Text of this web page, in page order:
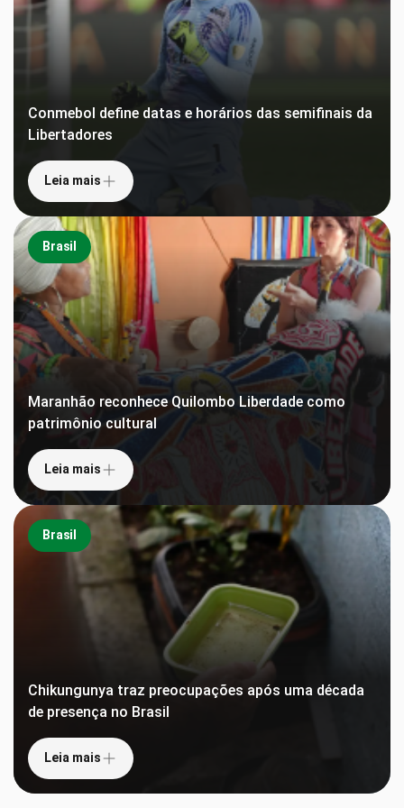
Conmebol define datas e horários das semifinais da
Libertadores
Leia mais
Brasil
Maranhão reconhece Quilombo Liberdade como
patrimônio cultural
Leia mais
Brasil
Chikungunya traz preocupações após uma década
de presença no Brasil
Leia mais